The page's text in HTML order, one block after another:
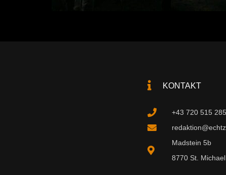
KONTAKT
+43 720 515 285
Madstein 5b
8770 St. Michael